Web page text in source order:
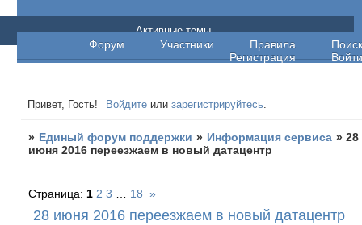
Единый форум поддержки
Форум Участники Правила
Поиск
Регистрация
Войти
Активные темы
Привет, Гость! Войдите илизарегистрируйтесь.
» Единый форум поддержки » Информация сервиса »28
июня 2016 переезжаем в новый датацентр
28 июня 2016 переезжаем в новый датацентр
Страница: 1 2 3 18 »